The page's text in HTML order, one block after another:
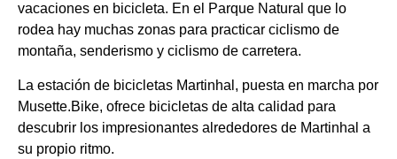
vacaciones en bicicleta. En el Parque Natural que lo
rodea hay muchas zonas para practicar ciclismo de
montaña, senderismo y ciclismo de carretera.
La estación de bicicletas Martinhal, puesta en marcha por
Musette.Bike, ofrece bicicletas de alta calidad para
descubrir los impresionantes alrededores de Martinhal a
su propio ritmo.